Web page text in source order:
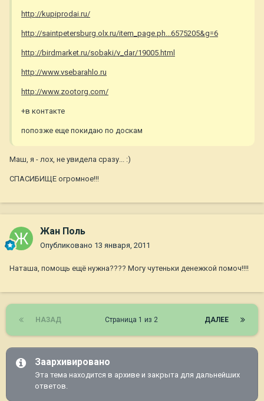
http://kupiprodai.ru/
http://saintpetersburg.olx.ru/item_page.ph...6575205&g=6
http://birdmarket.ru/sobaki/v_dar/19005.html
http://www.vsebarahlo.ru
http://www.zootorg.com/
+в контакте
попозже еще покидаю по доскам
Маш, я - лох, не увидела сразу... :)
СПАСИБИЩЕ огромное!!!
Жан Поль
Опубликовано 13 января, 2011
Наташа, помощь ещё нужна???? Могу чутеньки денежкой помоч!!!!
НАЗАД ДАЛЕЕ
Страница 1 из 2
Заархивировано
Эта тема находится в архиве и закрыта для дальнейших
ответов.